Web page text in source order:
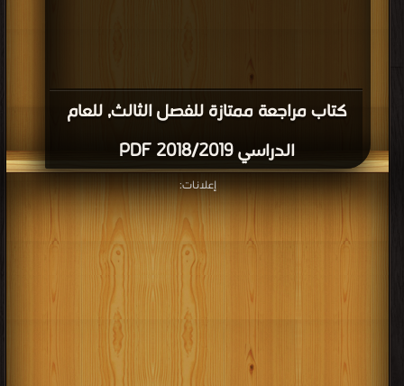
كتاب مراجعة ممتازة للفصل الثالث, للعام
الدراسي 2018/2019 PDF
إعلانات: